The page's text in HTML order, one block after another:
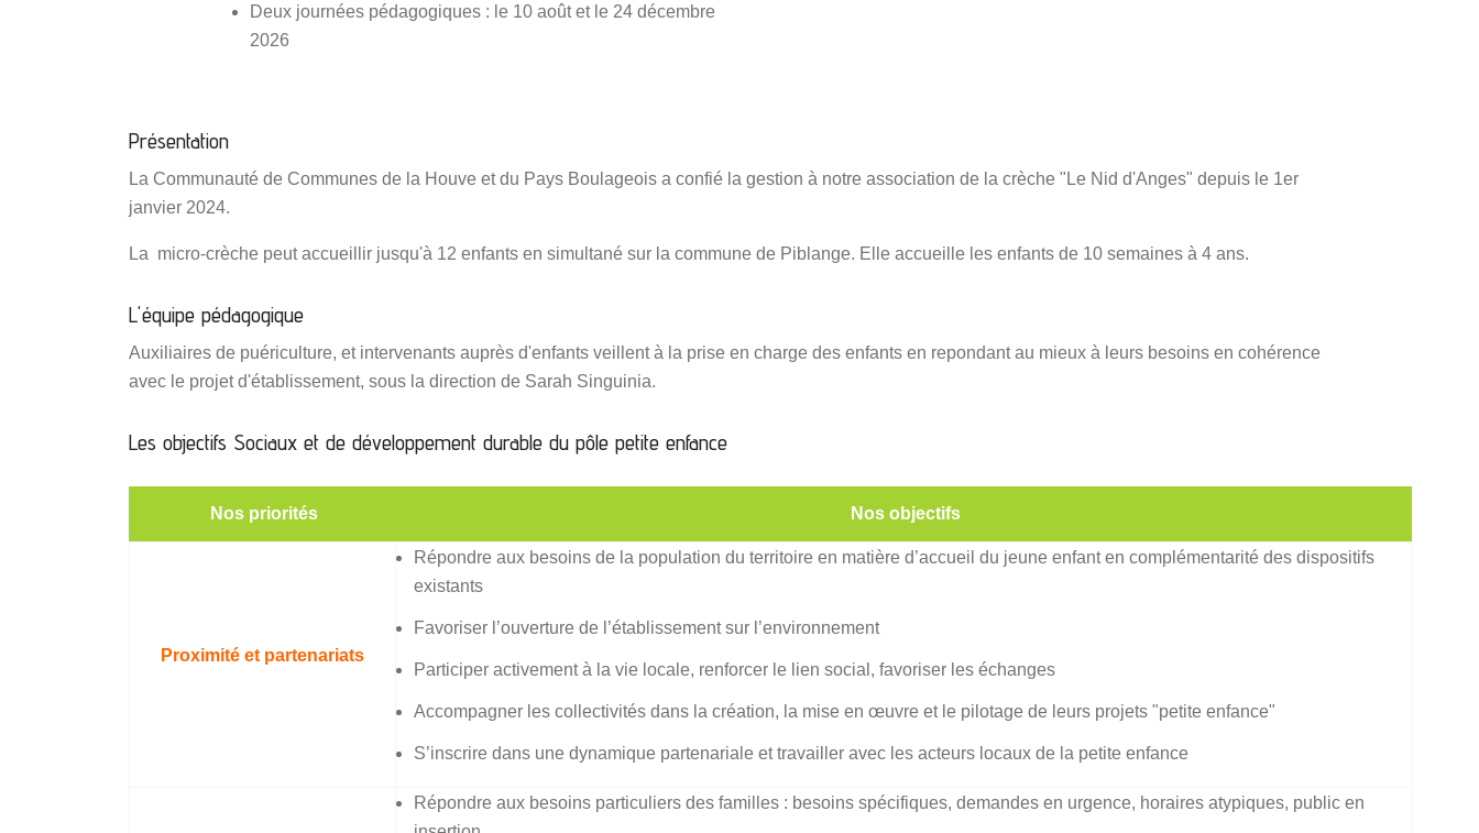
Deux journées pédagogiques : le 10 août et le 24 décembre
2026
Présentation
La Communauté de Communes de la Houve et du Pays Boulageois a confié la gestion à notre association de la crèche "Le Nid d'Anges" depuis le 1er
janvier 2024.
La micro-crèche peut accueillir jusqu'à 12 enfants en simultané sur la commune de Piblange. Elle accueille les enfants de 10 semaines à 4 ans.
L'équipe pédagogique
Auxiliaires de puériculture, et intervenants auprès d'enfants veillent à la prise en charge des enfants en repondant au mieux à leurs besoins en cohérence
avec le projet d'établissement, sous la direction de Sarah Singuinia.
Les objectifs Sociaux et de développement durable du pôle petite enfance
Nos priorités Nos objectifs
Proximité et partenariats
Répondre aux besoins de la population du territoire en matière d’accueil du jeune enfant en complémentarité des dispositifs
existants
Favoriser l’ouverture de l’établissement sur l’environnement
Participer activement à la vie locale, renforcer le lien social, favoriser les échanges
Accompagner les collectivités dans la création, la mise en œuvre et le pilotage de leurs projets "petite enfance"
S’inscrire dans une dynamique partenariale et travailler avec les acteurs locaux de la petite enfance
Répondre aux besoins particuliers des familles : besoins spécifiques, demandes en urgence, horaires atypiques, public en